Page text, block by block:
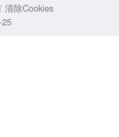
清除Cookies